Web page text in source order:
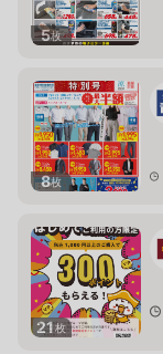
5枚
8枚
21枚